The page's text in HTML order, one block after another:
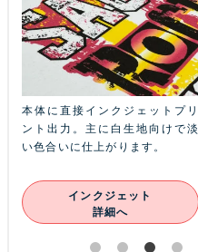
本体に直接インクジェットプリ
ント出力。主に白生地向けで淡
い色合いに仕上がります。
インクジェット
詳細へ